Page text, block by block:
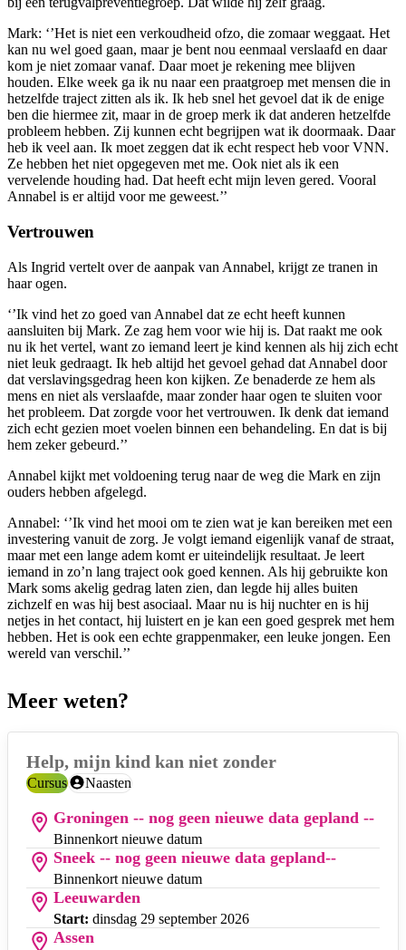
Mark: ‘’Het is niet een verkoudheid ofzo, die zomaar weggaat. Het
kan nu wel goed gaan, maar je bent nou eenmaal verslaafd en daar
kom je niet zomaar vanaf. Daar moet je rekening mee blijven
houden. Elke week ga ik nu naar een praatgroep met mensen die in
hetzelfde traject zitten als ik. Ik heb snel het gevoel dat ik de enige
ben die hiermee zit, maar in de groep merk ik dat anderen hetzelfde
probleem hebben. Zij kunnen echt begrijpen wat ik doormaak. Daar
heb ik veel aan. Ik moet zeggen dat ik echt respect heb voor VNN.
Ze hebben het niet opgegeven met me. Ook niet als ik een
vervelende houding had. Dat heeft echt mijn leven gered. Vooral
Annabel is er altijd voor me geweest.’’
Vertrouwen
Als Ingrid vertelt over de aanpak van Annabel, krijgt ze tranen in
haar ogen.
‘’Ik vind het zo goed van Annabel dat ze echt heeft kunnen
aansluiten bij Mark. Ze zag hem voor wie hij is. Dat raakt me ook
nu ik het vertel, want zo iemand leert je kind kennen als hij zich echt
niet leuk gedraagt. Ik heb altijd het gevoel gehad dat Annabel door
dat verslavingsgedrag heen kon kijken. Ze benaderde ze hem als
mens en niet als verslaafde, maar zonder haar ogen te sluiten voor
het probleem. Dat zorgde voor het vertrouwen. Ik denk dat iemand
zich echt gezien moet voelen binnen een behandeling. En dat is bij
hem zeker gebeurd.’’
Annabel kijkt met voldoening terug naar de weg die Mark en zijn
ouders hebben afgelegd.
Annabel: ‘’Ik vind het mooi om te zien wat je kan bereiken met een
investering vanuit de zorg. Je volgt iemand eigenlijk vanaf de straat,
maar met een lange adem komt er uiteindelijk resultaat. Je leert
iemand in zo’n lang traject ook goed kennen. Als hij gebruikte kon
Mark soms akelig gedrag laten zien, dan legde hij alles buiten
zichzelf en was hij best asociaal. Maar nu is hij nuchter en is hij
netjes in het contact, hij luistert en je kan een goed gesprek met hem
hebben. Het is ook een echte grappenmaker, een leuke jongen. Een
wereld van verschil.’’
Meer weten?
Help, mijn kind kan niet zonder
Categorie:
CursusDoelgroep:
Naasten
Groningen -- nog geen nieuwe data gepland --
Binnenkort nieuwe datum
Sneek -- nog geen nieuwe data gepland--
Binnenkort nieuwe datum
Leeuwarden
Start: dinsdag 29 september 2026
Assen